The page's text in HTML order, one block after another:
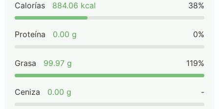
Calorías 884.06 kcal 38%
Proteína 0.00 g 0%
Grasa 99.97 g 119%
Ceniza 0.00 g -